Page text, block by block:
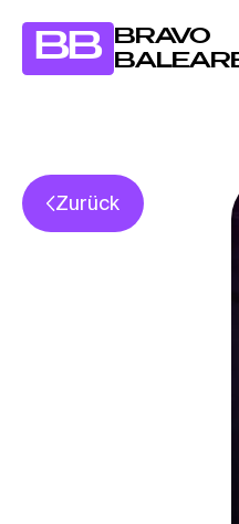
BB
BRAVO
Zurück